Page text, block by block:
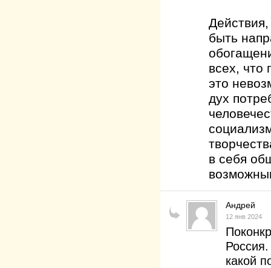
быть
всех, что
это
дух
в себя
Андрей
12 янв 2024
какой